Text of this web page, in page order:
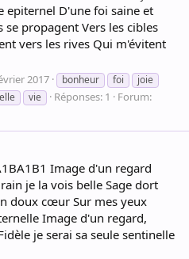
epiternel D'une foi saine et
propagent Vers les cibles
vers les rives Qui m'évitent
2017 bonheur foi
joie
vie Réponses: 1
Forum:
Image d'un regard
je la vois belle Sage dort
doux cœur Sur mes yeux
Image d'un regard,
je serai sa seule sentinelle